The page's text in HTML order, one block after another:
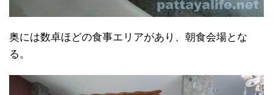
奥には数卓ほどの食事エリアがあり、朝食会場とな
る。